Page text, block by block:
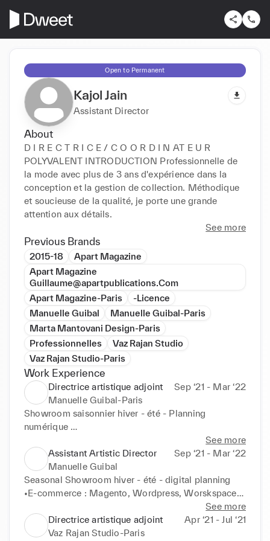
Open to Permanent
Kajol Jain
Assistant Director
About
D I R E C T R I C E / C O O R D I N AT E U R
POLYVALENT INTRODUCTION Professionnelle de
la mode avec plus de 3 ans d'expérience dans la
conception et la gestion de collection. Méthodique
et soucieuse de la qualité, je porte une grande
attention aux détails.
See more
Previous Brands
2015-18
Apart Magazine
Apart Magazine
Guillaume@apartpublications.Com
Apart Magazine-Paris
-Licence
Manuelle Guibal
Manuelle Guibal-Paris
Marta Mantovani Design-Paris
Professionnelles
Vaz Rajan Studio
Vaz Rajan Studio-Paris
Work Experience
Directrice artistique adjoint
Sep ‘21 - Mar ‘22
Manuelle Guibal-Paris
Showroom saisonnier hiver - été - Planning
numérique
•E-commerce : Magento, Wordpress, Worskspace
•Conception et stylisation de la ligne de collection
(R&D)
•Gestion de la production (fabricant et teinturier)
•Gestion des médias sociaux (avec e-shop)
See more
Assistant Artistic Director
Sep ‘21 - Mar ‘22
Manuelle Guibal
Seasonal Showroom hiver - été - digital planning
•E-commerce : Magento, Wordpress, Worskspace
•Designing & Styling Collection Line (R&D)
•Production Management (Manufacturer & Fabric
dyer)
See more
Directrice artistique adjoint
Apr ‘21 - Jul ‘21
Vaz Rajan Studio-Paris